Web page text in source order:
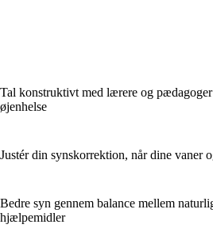
Tal konstruktivt med lærere og
øjenhelse
Justér din synskorrektion, når dine vaner
Bedre syn gennem balance mellem
hjælpemidler